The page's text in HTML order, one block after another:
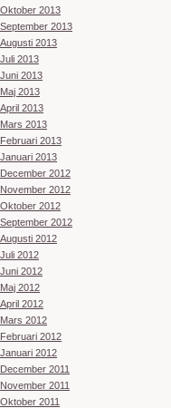
Oktober 2013
September 2013
Augusti 2013
Juli 2013
Juni 2013
Maj 2013
April 2013
Mars 2013
Februari 2013
Januari 2013
December 2012
November 2012
Oktober 2012
September 2012
Augusti 2012
Juli 2012
Juni 2012
Maj 2012
April 2012
Mars 2012
Februari 2012
Januari 2012
December 2011
November 2011
Oktober 2011